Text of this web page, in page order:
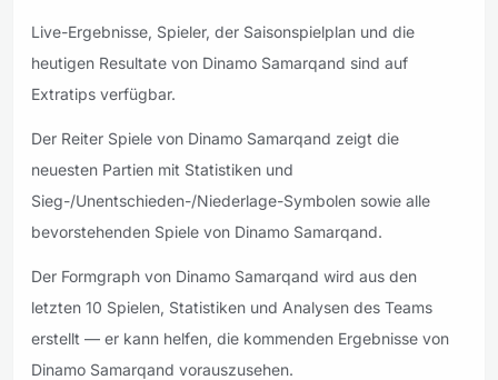
Live-Ergebnisse, Spieler, der Saisonspielplan und die
heutigen Resultate von Dinamo Samarqand sind auf
Extratips verfügbar.
Der Reiter Spiele von Dinamo Samarqand zeigt die
neuesten Partien mit Statistiken und
Sieg-/Unentschieden-/Niederlage-Symbolen sowie alle
bevorstehenden Spiele von Dinamo Samarqand.
Der Formgraph von Dinamo Samarqand wird aus den
letzten 10 Spielen, Statistiken und Analysen des Teams
erstellt — er kann helfen, die kommenden Ergebnisse von
Dinamo Samarqand vorauszusehen.